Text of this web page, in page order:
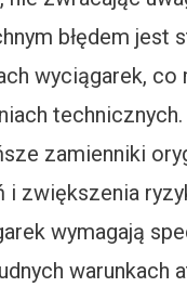
błędem jest
wyciągarek, co
zamienniki
zwiększenia
wymagają
warunkach